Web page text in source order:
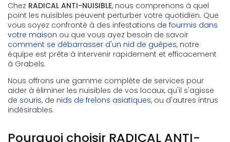
Chez RADICAL ANTI-NUISIBLE, nous comprenons à quel
point les nuisibles peuvent perturber votre quotidien. Que
vous soyez confronté à des infestations de fourmis dans
votre maison ou que vous ayez besoin de savoir
comment se débarrasser d'un nid de guêpes, notre
équipe est prête à intervenir rapidement et efficacement
à Grabels.
Nous offrons une gamme complète de services pour
aider à éliminer les nuisibles de vos locaux, qu'il s'agisse
de souris, de nids de frelons asiatiques, ou d'autres intrus
indésirables.
Pourquoi choisir RADICAL ANTI-